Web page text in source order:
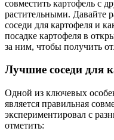
совместить картофель с
растительными. Давайте
соседи для картофеля и
посадке картофеля в
за ним, чтобы получить
Лучшие соседи для
Одной из ключевых
является правильная
экспериментировал с
отметить: